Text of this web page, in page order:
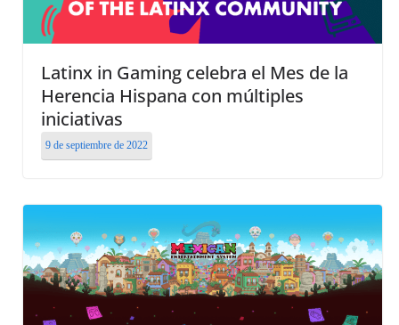
Latinx in Gaming celebra el Mes de la
Herencia Hispana con múltiples
iniciativas
9 de septiembre de 2022